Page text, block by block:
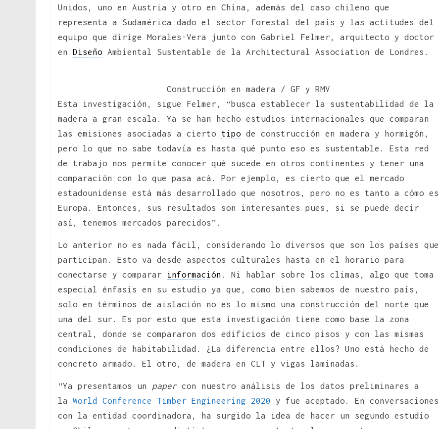
Unidos, uno en Austria y otro en China, además del caso chileno que
representa a Sudamérica dado el sector forestal del país y las actitudes del
equipo que dirige Morales-Vera junto con Gabriel Felmer, arquitecto y doctor
en Diseño Ambiental Sustentable de la Architectural Association de Londres.
Construcción en madera / GF y RMV
Esta investigación, sigue Felmer, “busca establecer la sustentabilidad de la
madera a gran escala. Ya se han hecho estudios internacionales que comparan
las emisiones asociadas a cierto tipo de construcción en madera y hormigón,
pero lo que no sabe todavía es hasta qué punto eso es sustentable. Esta red
de trabajo nos permite conocer qué sucede en otros continentes y tener una
comparación con lo que pasa acá. Por ejemplo, es cierto que el mercado
estadounidense está más desarrollado que nosotros, pero no es tanto a cómo es
Europa. Entonces, sus resultados son interesantes pues, si se puede decir
así, tenemos mercados parecidos”.
Lo anterior no es nada fácil, considerando lo diversos que son los países que
participan. Esto va desde aspectos culturales hasta en el horario para
conectarse y comparar información . Ni hablar sobre los climas, algo que toma
especial énfasis en su estudio ya que, como bien sabemos de nuestro país,
solo en términos de aislación no es lo mismo una construcción del norte que
una del sur. Es por esto que esta investigación tiene como base la zona
central, donde se compararon dos edificios de cinco pisos y con las mismas
condiciones de habitabilidad. ¿La diferencia entre ellos? Uno está hecho de
concreto armado. El otro, de madera en CLT y vigas laminadas.
“Ya presentamos un papercon nuestro análisis de los datos preliminares a
la World Conference Timber Engineering 2020 y fue aceptado. En conversaciones
con la entidad coordinadora, ha surgido la idea de hacer un segundo estudio